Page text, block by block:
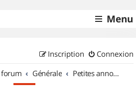
Menu
Connexion
Inscription
forum Générale Petites annonces